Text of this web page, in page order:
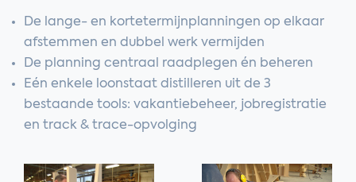
De lange- en kortetermijnplanningen op elkaar
afstemmen en dubbel werk vermijden
De planning centraal raadplegen én beheren
Eén enkele loonstaat distilleren uit de 3
bestaande tools: vakantiebeheer, jobregistratie
en track & trace-opvolging